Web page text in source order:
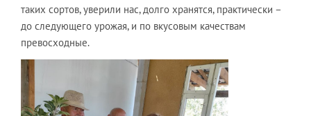
таких сортов, уверили нас, долго хранятся, практически –
до следующего урожая, и по вкусовым качествам
превосходные.